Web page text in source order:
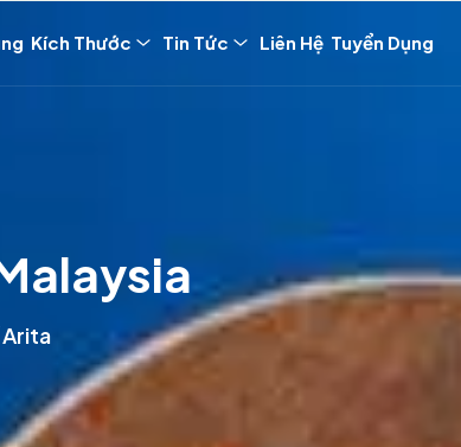
Kích Thước Tin Tức Liên Hệ Tuyển Dụng
Arita